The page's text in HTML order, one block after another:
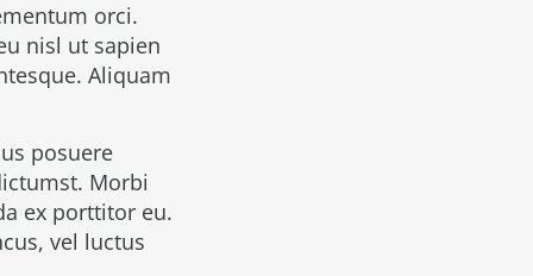
orci.
nisl ut sapien
Aliquam
posuere
Morbi
ex porttitor eu.
vel luctus